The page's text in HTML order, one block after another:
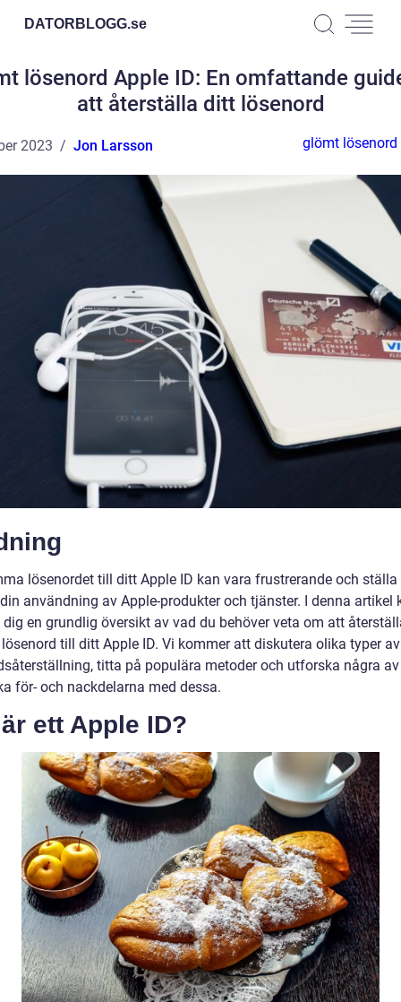
DATORBLOGG.se
lösenord Apple ID: En omfattande
att återställa ditt lösenord
2023 Jon Larsson glömt lösenord
lösenordet till ditt Apple ID kan vara frustrerande och
användning av Apple-produkter och tjänster. I denna artikel
en grundlig översikt av vad du behöver veta om att
till ditt Apple ID. Vi kommer att diskutera olika typer av
titta på populära metoder och utforska några
för- och nackdelarna med dessa.
ett Apple ID?